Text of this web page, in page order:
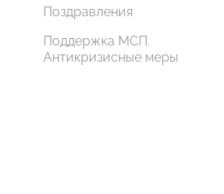
Поздравления
Поддержка МСП.
Антикризисные меры